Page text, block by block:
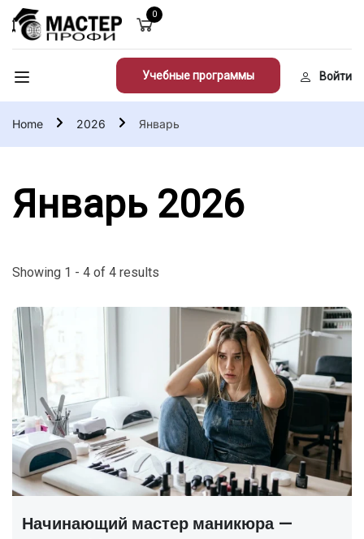
0
Учебные программы Войти
Home 2026 Январь
Январь 2026
Showing 1 - 4 of 4 results
Начинающий мастер маникюра —